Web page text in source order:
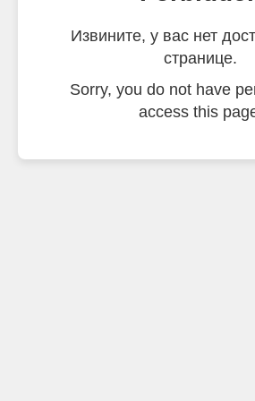
Извините, у вас нет
странице.
Sorry, you do not have
access this